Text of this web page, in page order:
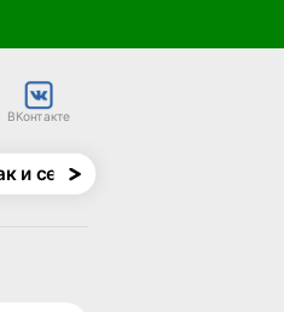
ВКонтакте
и семья